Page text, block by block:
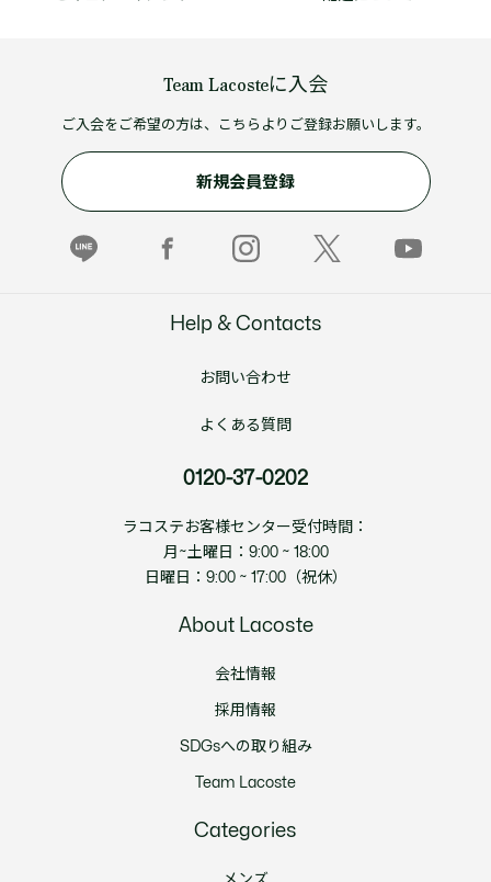
Team Lacosteに入会
ご入会をご希望の方は、こちらよりご登録お願いします。
新規会員登録
Help & Contacts
お問い合わせ
よくある質問
0120-37-0202
ラコステお客様センター受付時間：
月~土曜日：9:00 ~ 18:00
日曜日：9:00 ~ 17:00（祝休）
About Lacoste
会社情報
採用情報
SDGsへの取り組み
Team Lacoste
Categories
メンズ